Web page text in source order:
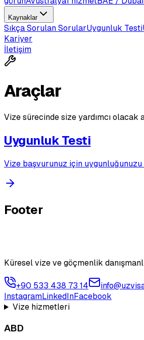
Kaynaklar
Sıkça Sorulan SorularUygunluk Testi
Kariyer
İletişim
Araçlar
Vize sürecinde size yardımcı olacak
Uygunluk Testi
Vize başvurunuz için uygunluğunuzu
Footer
Küresel vize ve göçmenlik
+90 533 438 73 14
InstagramLinkedInFacebook
Vize hizmetleri
ABD